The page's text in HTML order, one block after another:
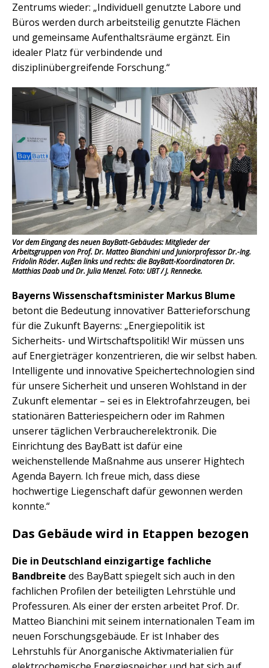
Zentrums wieder: „Individuell genutzte Labore und
Büros werden durch arbeitsteilig genutzte Flächen
und gemeinsame Aufenthaltsräume ergänzt. Ein
idealer Platz für verbindende und
disziplinübergreifende Forschung.“
Vor dem Eingang des neuen BayBatt-Gebäudes: Mitglieder der
Arbeitsgruppen von Prof. Dr. Matteo Bianchini und Juniorprofessor Dr.-Ing.
Fridolin Röder. Außen links und rechts: die BayBatt-Koordinatoren Dr.
Matthias Daab und Dr. Julia Menzel. Foto: UBT / J. Rennecke.
Bayerns Wissenschaftsminister Markus Blume
betont die Bedeutung innovativer Batterieforschung
für die Zukunft Bayerns: „Energiepolitik ist
Sicherheits- und Wirtschaftspolitik! Wir müssen uns
auf Energieträger konzentrieren, die wir selbst haben.
Intelligente und innovative Speichertechnologien sind
für unsere Sicherheit und unseren Wohlstand in der
Zukunft elementar – sei es in Elektrofahrzeugen, bei
stationären Batteriespeichern oder im Rahmen
unserer täglichen Verbraucherelektronik. Die
Einrichtung des BayBatt ist dafür eine
weichenstellende Maßnahme aus unserer Hightech
Agenda Bayern. Ich freue mich, dass diese
hochwertige Liegenschaft dafür gewonnen werden
konnte.“
Das Gebäude wird in Etappen bezogen
Die in Deutschland einzigartige fachliche
Bandbreite des BayBatt spiegelt sich auch in den
fachlichen Profilen der beteiligten Lehrstühle und
Professuren. Als einer der ersten arbeitet Prof. Dr.
Matteo Bianchini mit seinem internationalen Team im
neuen Forschungsgebäude. Er ist Inhaber des
Lehrstuhls für Anorganische Aktivmaterialien für